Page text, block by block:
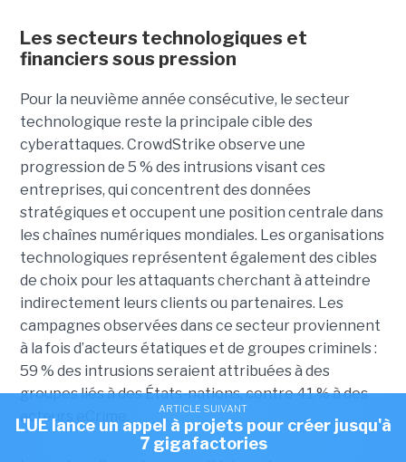
Les secteurs technologiques et
financiers sous pression
Pour la neuvième année consécutive, le secteur
technologique reste la principale cible des
cyberattaques. CrowdStrike observe une
progression de 5 % des intrusions visant ces
entreprises, qui concentrent des données
stratégiques et occupent une position centrale dans
les chaînes numériques mondiales. Les organisations
technologiques représentent également des cibles
de choix pour les attaquants cherchant à atteindre
indirectement leurs clients ou partenaires. Les
campagnes observées dans ce secteur proviennent
à la fois d’acteurs étatiques et de groupes criminels :
59 % des intrusions seraient attribuées à des
groupes liés à des États-nations, contre 41 % à des
acteurs eCrime.
ARTICLE SUIVANT
L'UE lance un appel à projets pour créer jusqu'à
7 gigafactories